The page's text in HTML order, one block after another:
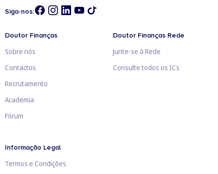
Siga-nos:
Doutor Finanças
Sobre nós
Contactos
Recrutamento
Academia
Fórum
Doutor Finanças Rede
Junte-se à Rede
Consulte todos os ICs
Informação Legal
Termos e Condições